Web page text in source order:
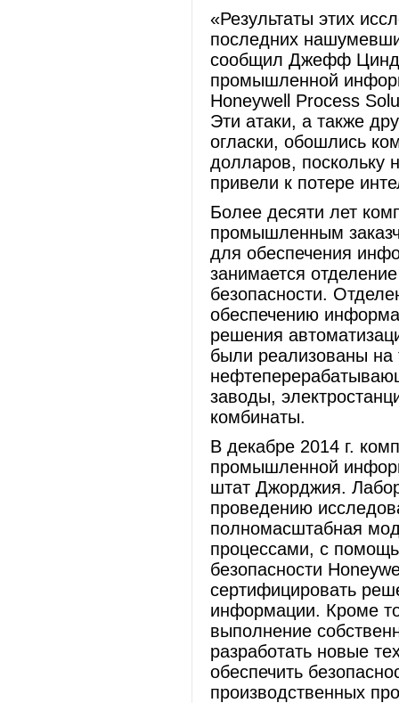
«Результаты этих
последних
сообщил Джефф
промышленной
Honeywell Process
Эти атаки, а также
огласки, обошлись
долларов, поскольку
привели к потере
Более десяти лет
промышленным
для обеспечения
занимается
безопасности.
обеспечению
решения
были реализованы на
заводы,
комбинаты.
В декабре 2014 г.
промышленной
штат Джорджия.
проведению
полномасштабная
процессами, с
безопасности
сертифицировать
информации. Кроме
выполнение
разработать новые
обеспечить
производственных